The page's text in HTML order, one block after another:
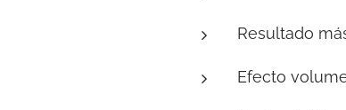
Resultado
Efecto